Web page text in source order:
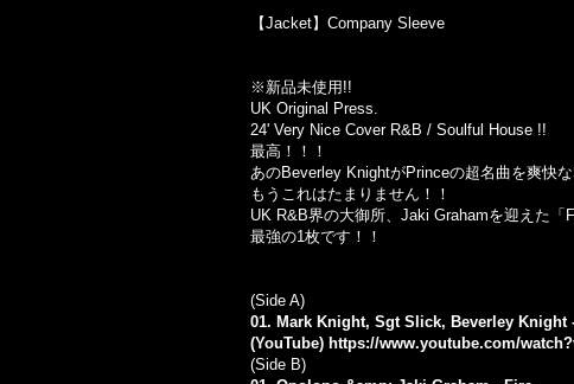
【Jacket】Company Sleeve
※新品未使用!!
UK Original Press.
24' Very Nice Cover R&B / Soulful House !!
最高！！！
あのBeverley KnightがPrinceの超名曲を爽快
もうこれはたまりません！！
UK R&B界の大御所、Jaki Grahamを迎えた「
最強の1枚です！！
(Side A)
01. Mark Knight, Sgt Slick, Beverley Knight
(YouTube) https://www.youtube.com/
(Side B)